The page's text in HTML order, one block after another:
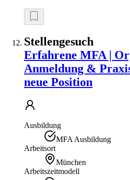
Stellengesuch
Erfahrene MFA |
Anmeldung &
neue Position
Ausbildung
MFA Ausbildung
Arbeitsort
München
Arbeitszeitmodell